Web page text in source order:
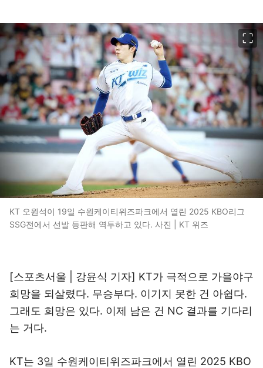
KT 오원석이 19일 수원케이티위즈파크에서 열린 2025 KBO리그
SSG전에서 선발 등판해 역투하고 있다. 사진 | KT 위즈
[스포츠서울 | 강윤식 기자] KT가 극적으로 가을야구
희망을 되살렸다. 무승부다. 이기지 못한 건 아쉽다.
그래도 희망은 있다. 이제 남은 건 NC 결과를 기다리
는 거다.
KT는 3일 수원케이티위즈파크에서 열린 2025 KBO